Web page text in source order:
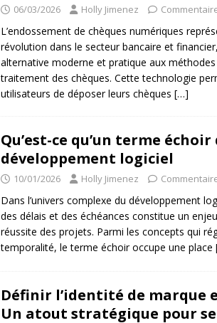
06/03/2026 Holly Jimenez
L’endossement de chèques numériques
révolution dans le secteur bancaire et
alternative moderne et pratique aux
traitement des chèques. Cette technologie
utilisateurs de déposer leurs chèques […]
Qu’est-ce qu’un terme échoir
développement logiciel
10/01/2026 Holly Jimenez
Dans l’univers complexe du développement
des délais et des échéances constitue un
réussite des projets. Parmi les concepts qui
temporalité, le terme échoir occupe une place
Définir l’identité de marque
Un atout stratégique pour se